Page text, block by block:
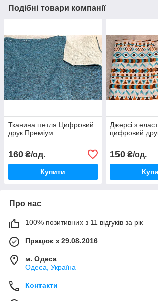
Подібні товари компанії
Тканина петля Цифровий
друк Преміум
160 ₴/од.
Купити
Джерсі з
цифровий
150₴/од.
Про нас
100% позитивних з 11 відгуків за рік
Працює з 29.08.2016
м. Одеса
Одеса, Україна
Контакти